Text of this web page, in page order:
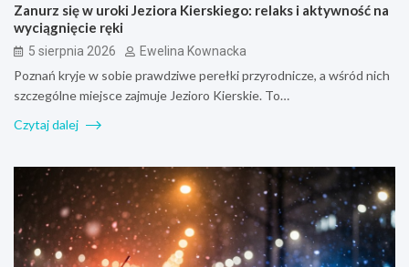
Zanurz się w uroki Jeziora Kierskiego: relaks i aktywność na
wyciągnięcie ręki
5 sierpnia 2026 Ewelina Kownacka
Poznań kryje w sobie prawdziwe perełki przyrodnicze, a wśród nich
szczególne miejsce zajmuje Jezioro Kierskie. To…
Czytaj dalej